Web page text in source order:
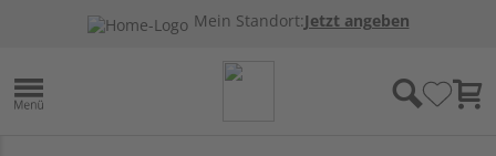
Mein Standort:Jetzt angeben